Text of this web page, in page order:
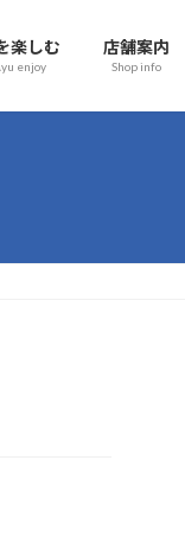
楽しむ
enjoy
店舗案内
Shop info